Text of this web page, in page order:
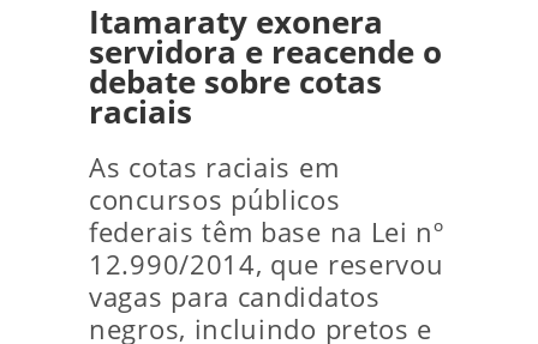
Itamaraty exonera
servidora e reacende o
debate sobre cotas
raciais
As cotas raciais em
concursos públicos
federais têm base na Lei nº
12.990/2014, que reservou
vagas para candidatos
negros, incluindo pretos e